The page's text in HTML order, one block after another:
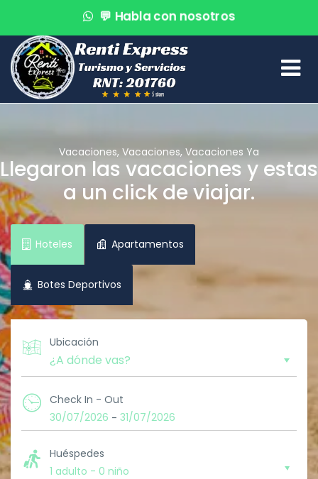
¡Reserva en segundos! 🚤 Atención VIP
💬 Habla con nosotros
Vacaciones, Vacaciones, Vacaciones Ya
Llegaron las vacaciones y estas
a un click de viajar.
Hoteles Apartamentos
Botes Deportivos
Ubicación
Check In - Out
30/07/2026 - 31/07/2026
Huéspedes
1 adulto - 0 niño